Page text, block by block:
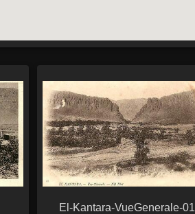
El-Kantara-VueGenerale-01